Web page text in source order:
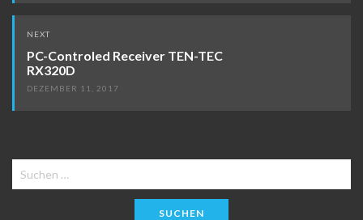
NEXT
PC-Controled Receiver TEN-TEC
RX320D
DEZEMBER 11, 2017
Suchen
nach: